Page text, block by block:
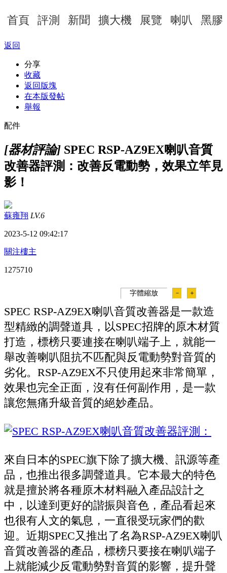
首頁 評測 新聞 擴大機 展覽 喇叭 黑膠
返回
分享
收藏
返回版塊
在本版發帖
舉報
配件
[器材評論] SPEC RSP-AZ9EX喇叭音質
改善器評測：改善反電動勢，效果立竿見
影！
蘇雍翔 LV.6
2023-5-12 09:42:17
關注樓主
1275710
字體縮放 － ＋
SPEC RSP-AZ9EX喇叭音質改善器是一款造
型精緻的調聲道具，以SPEC招牌的原木材質
打造，標榜只要連接在喇叭端子上，就能一
舉改善喇叭阻抗不匹配與反電動勢對音質的
劣化。RSP-AZ9EX不只使用起來非常簡單，
效果也完全正面，沒有任何副作用，是一款
讓您無痛升級音質的絕妙產品。
來自日本的SPEC旗下除了擴大機、訊源等產
品，也推出很多調聲道具。它本最大的特色
就是擅於將各種原木材料融入產品設計之
中，以達到更好的諧振與音色，產品看起來
也很有人文的氣息，一直很受玩家們的歡
迎。近期SPEC又推出了名為RSP-AZ9EX喇叭
音質改善器的產品，標榜只要接在喇叭端子
上就能減少反電動勢對音質的影響，提升聲